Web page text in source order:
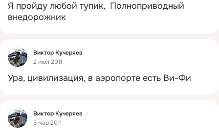
Я пройду любой тупик,  Полноприводный
внедорожник
Фид
Виктор Кучеряев
2 июл 2011
Ура, цивилизация, в аэропорте есть Ви-Фи
Фид
Виктор Кучеряев
3 мар 2011